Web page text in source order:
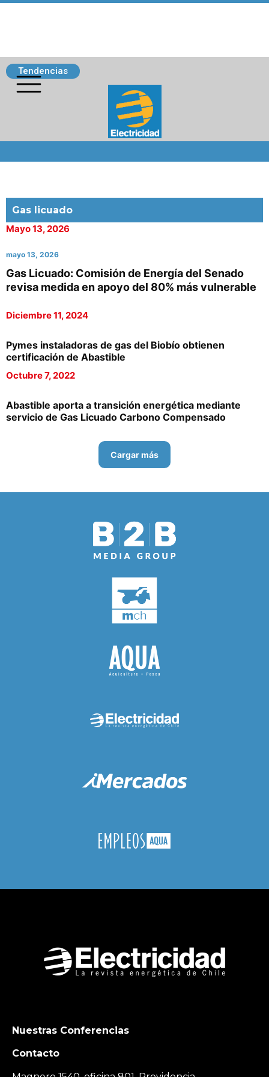
Tendencias
Gas licuado
Mayo 13, 2026
mayo 13, 2026
Gas Licuado: Comisión de Energía del Senado
revisa medida en apoyo del 80% más vulnerable
Diciembre 11, 2024
Pymes instaladoras de gas del Biobío obtienen
certificación de Abastible
Octubre 7, 2022
Abastible aporta a transición energética mediante
servicio de Gas Licuado Carbono Compensado
Cargar más
Nuestras Conferencias
Contacto